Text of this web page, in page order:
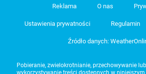
Reklama O nas
Ustawienia prywatności Regulamin
Źródło danych:
Pobieranie, zwielokrotnianie, przechowywanie
wykorzystywanie treści dostępnych w niniejszym